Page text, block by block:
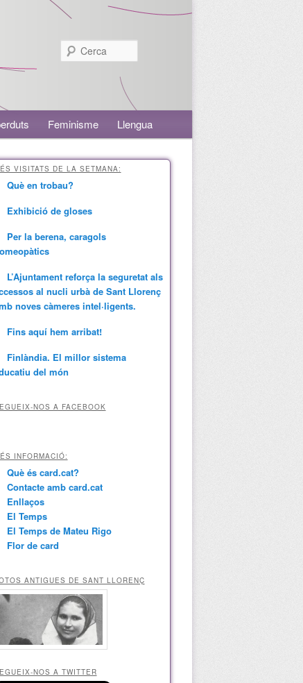
Feminisme Llengua
VISITATS DE LA SETMANA:
Què en trobau?
Exhibició de gloses
Per la berena, caragols
L’Ajuntament reforça la seguretat als
al nucli urbà de Sant Llorenç
noves càmeres intel·ligents.
Fins aquí hem arribat!
Finlàndia. El millor sistema
del món
NOS A FACEBOOK
INFORMACIÓ:
Què és card.cat?
Contacte amb card.cat
Enllaços
El Temps
El Temps de Mateu Rigo
Flor de card
ANTIGUES DE SANT LLORENÇ
NOS A TWITTER